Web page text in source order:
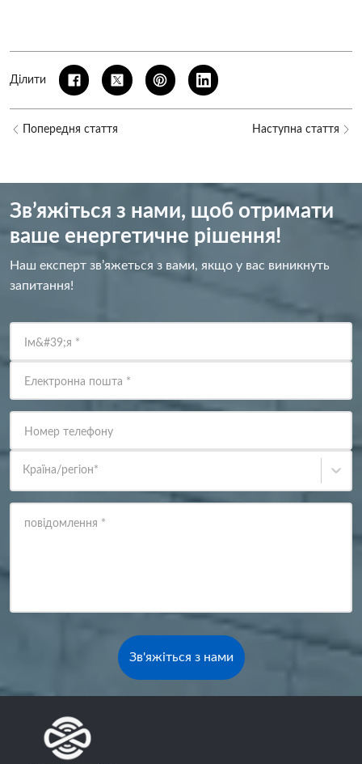
Ділити
Попередня стаття Наступна стаття
Зв’яжіться з нами, щоб отримати
ваше енергетичне рішення!
Наш експерт зв’яжеться з вами, якщо у вас виникнуть
запитання!
Ім&#39;я *
Електронна пошта *
Номер телефону
Країна/регіон*
повідомлення *
Зв'яжіться з нами